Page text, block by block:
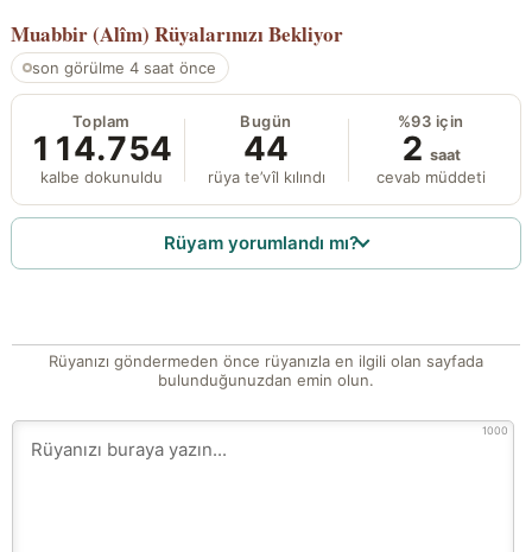
Muabbir (Alîm) Rüyalarınızı Bekliyor
son görülme 4 saat önce
Toplam
114.754
kalbe dokunuldu
Bugün
44
rüya te’vîl kılındı
%93 için
2 saat
cevab müddeti
Rüyam yorumlandı mı?
Rüyanızı göndermeden önce rüyanızla en ilgili olan sayfada
bulunduğunuzdan emin olun.
1000